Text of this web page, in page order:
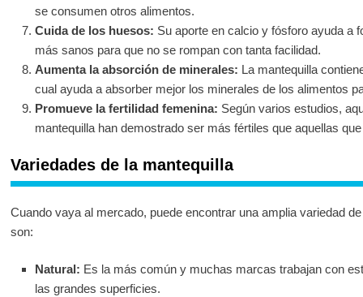
se consumen otros alimentos.
Cuida de los huesos: Su aporte en calcio y fósforo ayuda a
más sanos para que no se rompan con tanta facilidad.
Aumenta la absorción de minerales: La mantequilla
cual ayuda a absorber mejor los minerales de los alimentos
Promueve la fertilidad femenina: Según varios estudios,
mantequilla han demostrado ser más fértiles que aquellas
Variedades de la mantequilla
Cuando vaya al mercado, puede encontrar una amplia variedad
son:
Natural: Es la más común y muchas marcas trabajan con
las grandes superficies.